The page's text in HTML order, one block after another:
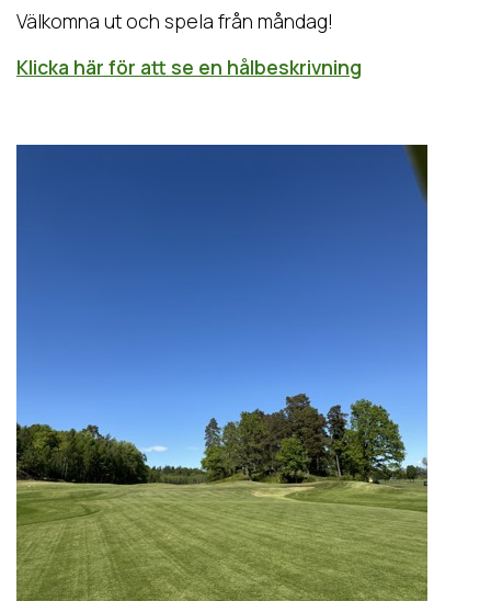
Välkomna ut och spela från måndag!
Klicka här för att se en hålbeskrivning